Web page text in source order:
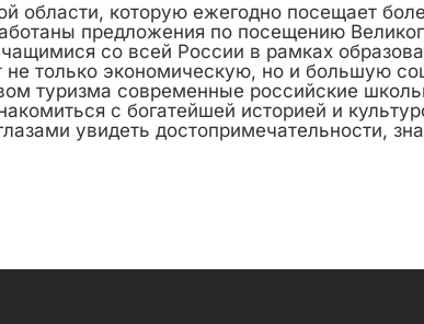
области, которую ежегодно посещает
предложения по посещению
со всей России в рамках
не только экономическую, но и большую
туризма современные российские
с богатейшей историей и
увидеть достопримечательности,